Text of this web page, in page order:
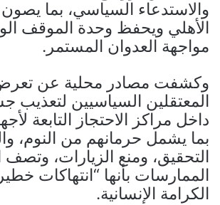
والاستدعاء السياسي، بما
الأهلي ويحفظ وحدة الموقف
مواجهة العدوان المستمر.
وكشفت مصادر محلية عن
المعتقلين السياسيين
داخل مراكز الاحتجاز التابعة
بما يشمل حرمانهم من النوم،
التحقيق، ومنع الزيارات،
الممارسات بأنها “انتهاكات
الكرامة الإنسانية.